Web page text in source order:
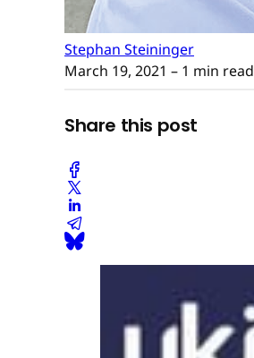
Stephan Steininger
March 19, 2021 – 1 min read
Share this post